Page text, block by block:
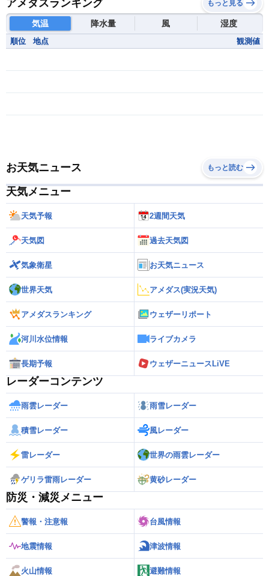
アメダスランキング もっと見る
気温 降水量 風 湿度
順位 地点 観測値
お天気ニュース もっと読む
天気メニュー
天気予報 2週間天気
天気図 過去天気図
気象衛星 お天気ニュース
世界天気 アメダス(実況天気)
アメダスランキング ウェザーリポート
河川水位情報 ライブカメラ
長期予報 ウェザーニュースLiVE
レーダーコンテンツ
雨雲レーダー 雨雪レーダー
積雪レーダー 風レーダー
雷レーダー 世界の雨雲レーダー
ゲリラ雷雨レーダー 黄砂レーダー
防災・減災メニュー
警報・注意報 台風情報
地震情報 津波情報
火山情報 避難情報